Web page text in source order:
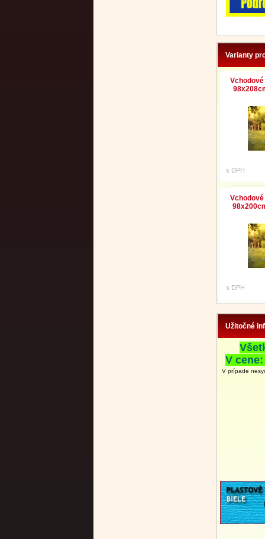
Varianty
s DPH
s DPH
Užitočné
V
V prípade